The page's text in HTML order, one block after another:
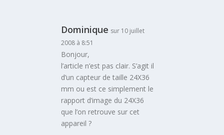
Dominique sur 10 juillet
2008 à 8:51
Bonjour,
l’article n’est pas clair. S’agit il
d’un capteur de taille 24X36
mm ou est ce simplement le
rapport d’image du 24X36
que l’on retrouve sur cet
appareil ?